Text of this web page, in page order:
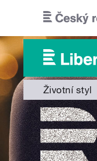
Životní styl